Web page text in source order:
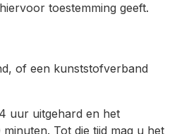
toestemming geeft.
of een kunststofverband
uur uitgehard en het
Tot die tijd mag u het